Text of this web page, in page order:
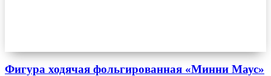
Фигура ходячая фольгированная «Минни Маус»